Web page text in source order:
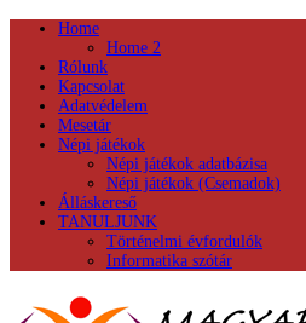
Home
Home 2
Rólunk
Kapcsolat
Adatvédelem
Mesetár
Népi játékok
Népi játékok adatbázisa
Népi játékok (Csemadok)
Álláskereső
TANULJUNK
Történelmi évfordulók
Informatika szótár